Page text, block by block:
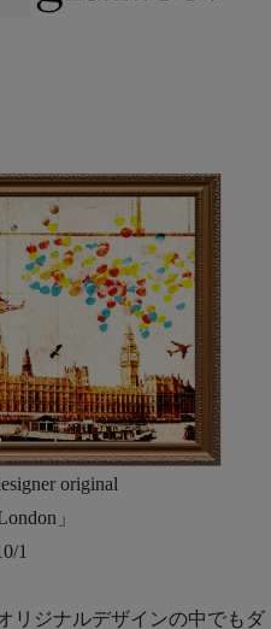
original
」
1
リジナルデザインの中でもダ